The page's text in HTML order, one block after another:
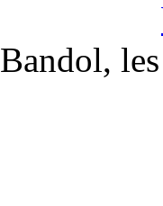
Bandol,